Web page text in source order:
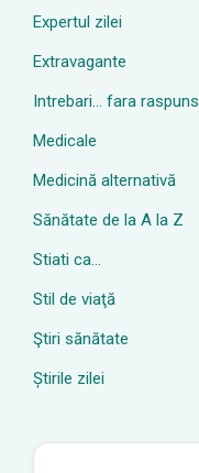
Expertul zilei
Extravagante
Intrebari… fara raspuns
Medicale
Medicină alternativă
Sănătate de la A la Z
Stiati ca…
Stil de viaţă
Ştiri sănătate
Știrile zilei